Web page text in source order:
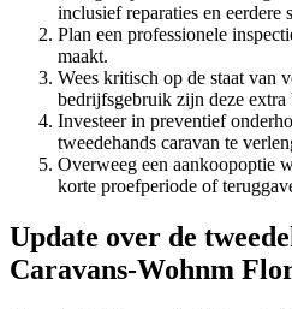
inclusief reparaties en eerdere
Plan een professionele
maakt.
Wees kritisch op de staat van
bedrijfsgebruik zijn deze extra
Investeer in preventief
tweedehands caravan te
Overweeg een aankoopoptie
korte proefperiode of
Update over de
Caravans-Wohnm